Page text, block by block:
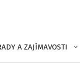
A ZAJÍMAVOSTI